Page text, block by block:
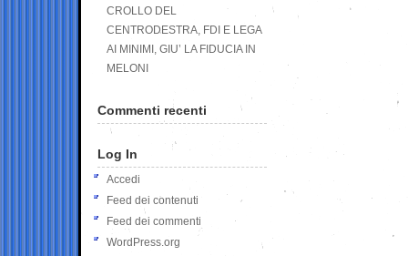
CROLLO DEL
CENTRODESTRA, FDI E LEGA
AI MINIMI, GIU’ LA FIDUCIA IN
MELONI
Commenti recenti
Log In
Accedi
Feed dei contenuti
Feed dei commenti
WordPress.org